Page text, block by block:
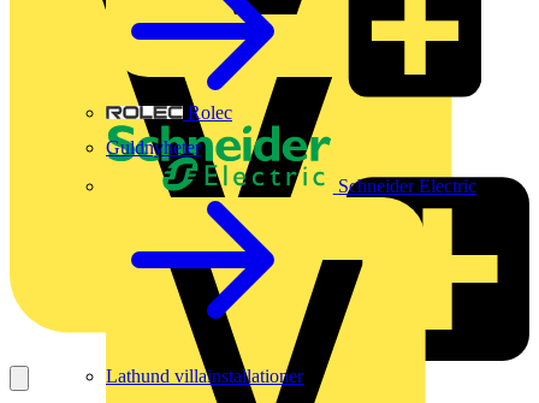
Rolec
Schneider Electric
Guldnyheter
Lathund villainstallationer